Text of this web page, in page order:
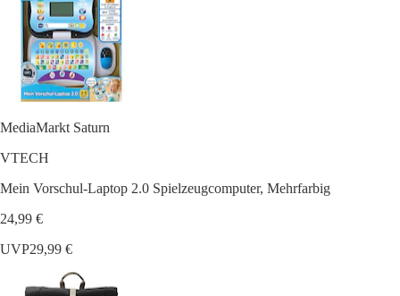
MediaMarkt Saturn
VTECH
Mein Vorschul-Laptop 2.0 Spielzeugcomputer, Mehrfarbig
24,99 €
UVP29,99 €